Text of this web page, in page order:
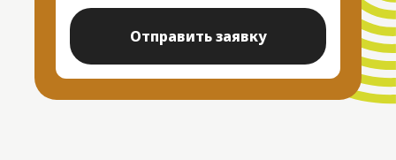
Отправить заявку